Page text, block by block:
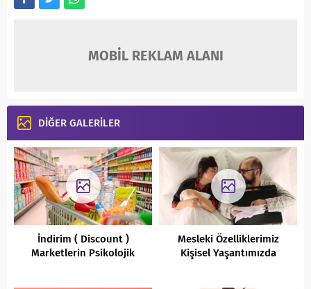
MOBİL REKLAM ALANI
DİĞER GALERİLER
İndirim ( Discount )
Marketlerin Psikolojik
Mesleki Özelliklerimiz
Kişisel Yaşantımızda